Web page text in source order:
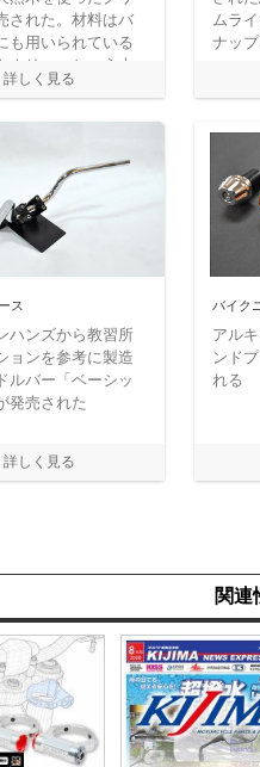
された。材料はバ
も用いられている
ネリコ」という木
材ならではのやさ
ムラ
ナッ
ス
ハンズから教習所
ョンを参考に製造
ルバー「ベーシッ
発売された
バイク
アル
ンド
れる
関連